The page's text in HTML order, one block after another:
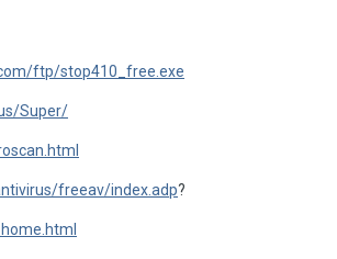
ftp/stop410_free.exe
Super/
freeav/index.adp?